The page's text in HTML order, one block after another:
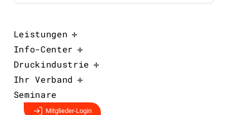
Leistungen
Info-Center
Druckindustrie
Ihr Verband
Seminare
Mitglieder-Login